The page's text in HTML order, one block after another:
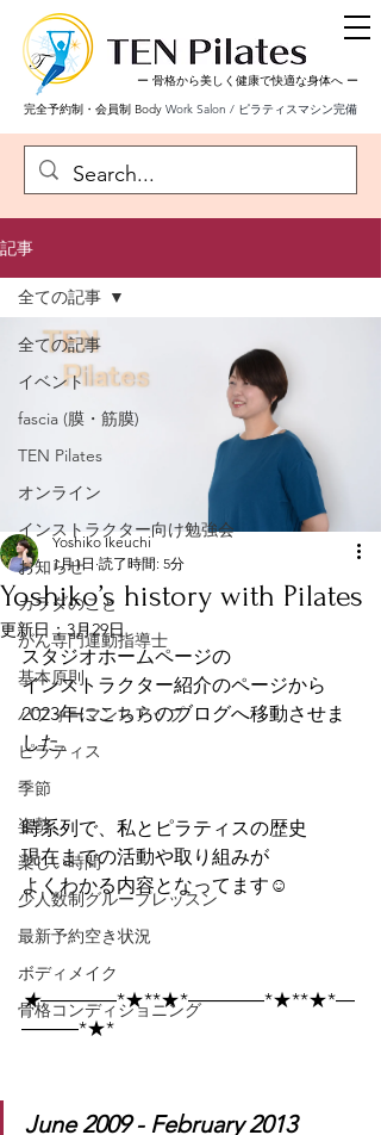
ー 骨格から美しく健康で快適な身体へ ー
完全予約制・会員制 Body Work Salon / ピラティスマシン完備
記事
全ての記事
イベント
fascia (膜・筋膜)
TEN Pilates
オンライン
インストラクター向け勉強会
お知らせ
カラダのこと
がん専門運動指導士
基本原則
パフォーマンスアップ
ピラティス
季節
姿勢
楽しい時間
少人数制グループレッスン
最新予約空き状況
ボディメイク
骨格コンディショニング
全ての記事
Yoshiko’s history with Pilates
Yoshiko Ikeuchi
1月1日 読了時間: 5分
更新日：3月29日
スタジオホームページの
インストラクター紹介のページから
2023年にこちらのブログへ移動させま
した。
時系列で、私とピラティスの歴史
現在までの活動や取り組みが
よくわかる内容となってます☺
★――――*★**★*――――*★**★*―
―――*★*
June 2009 - February 2013